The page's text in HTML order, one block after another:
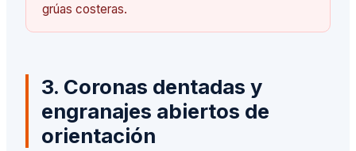
grúas costeras.
3. Coronas dentadas y
engranajes abiertos de
orientación